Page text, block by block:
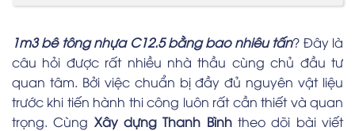
1m3 bê tông nhựa C12.5 bằng bao nhiêu tấn? Đây là
câu hỏi được rất nhiều nhà thầu cùng chủ đầu tư
quan tâm. Bởi việc chuẩn bị đầy đủ nguyên vật liệu
trước khi tiến hành thi công luôn rất cần thiết và quan
trọng. Cùng Xây dựng Thanh Bìnhtheo dõi bài viết